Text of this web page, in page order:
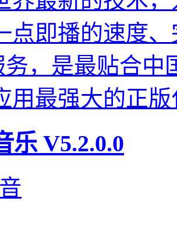
点即播的速度
，是最贴合中
用最强大的正版
乐 V5.2.0.0